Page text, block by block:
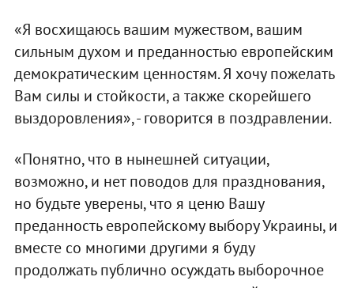
«Я восхищаюсь вашим мужеством, вашим
сильным духом и преданностью европейским
демократическим ценностям. Я хочу пожелать
Вам силы и стойкости, а также скорейшего
выздоровления», - говорится в поздравлении.
«Понятно, что в нынешней ситуации,
возможно, и нет поводов для празднования,
но будьте уверены, что я ценю Вашу
преданность европейскому выбору Украины, и
вместе со многими другими я буду
продолжать публично осуждать выборочное